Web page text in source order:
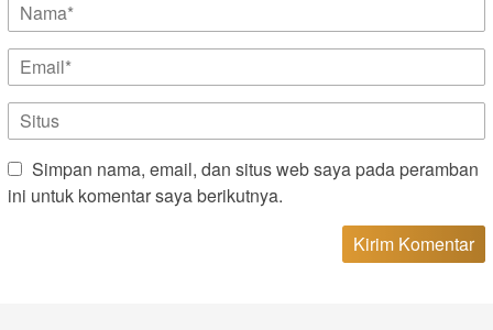
Simpan nama, email, dan situs web saya pada peramban
ini untuk komentar saya berikutnya.